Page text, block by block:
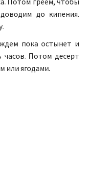
до кипения.
пока остынет и
часов. Потом десерт
или ягодами.